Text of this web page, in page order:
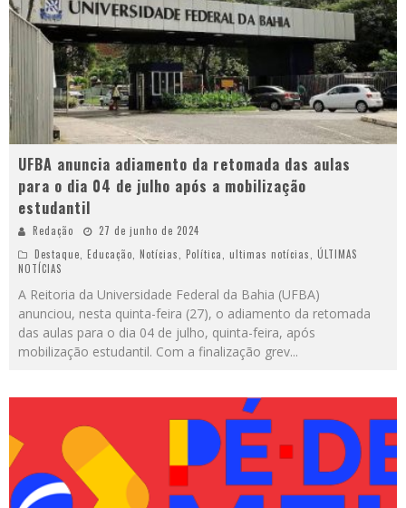
UFBA anuncia adiamento da retomada das aulas
para o dia 04 de julho após a mobilização
estudantil
Redação
27 de junho de 2024
Destaque Educação Notícias Política ultimas notícias
ÚLTIMAS
NOTÍCIAS
A Reitoria da Universidade Federal da Bahia (UFBA)
anunciou, nesta quinta-feira (27), o adiamento da retomada
das aulas para o dia 04 de julho, quinta-feira, após
mobilização estudantil. Com a finalização grev...